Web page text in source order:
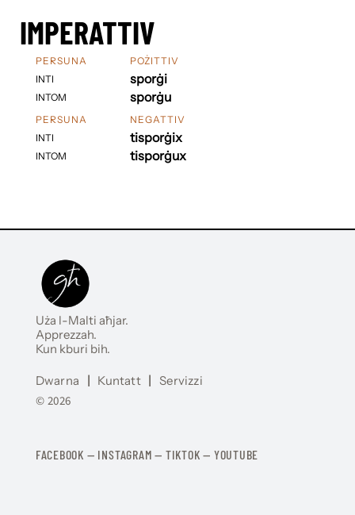
IMPERATTIV
PERSUNA
INTI
INTOM
POŻITTIV
sporġi
sporġu
PERSUNA
INTI
INTOM
NEGATTIV
tisporġix
tisporġux
Uża l-Malti aħjar.
Apprezzah.
Kun kburi bih.
Dwarna | Kuntatt | Servizzi
© 2026
FACEBOOK — INSTAGRAM — TIKTOK — YOUTUBE